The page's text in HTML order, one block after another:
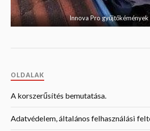
Innova Pro gyűjtőkémények
OLDALAK
A korszerűsítés bemutatása.
Adatvédelem, általános felhasználási